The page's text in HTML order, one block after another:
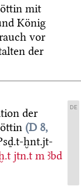
mit
König
vor
der
der
D 8,
ḫnt.jt-
jtn.t m ꜣbd
DE